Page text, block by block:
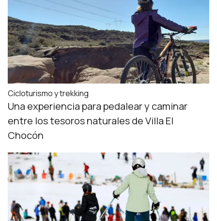
Cicloturismo y trekking
Una experiencia para pedalear y caminar
entre los tesoros naturales de Villa El
Chocón